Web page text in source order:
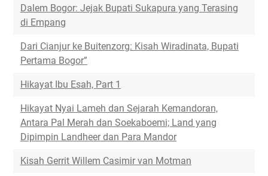
Dalem Bogor: Jejak Bupati Sukapura yang Terasing
di Empang
Dari Cianjur ke Buitenzorg: Kisah Wiradinata, Bupati
Pertama Bogor”
Hikayat Ibu Esah, Part 1
Hikayat Nyai Lameh dan Sejarah Kemandoran,
Antara Pal Merah dan Soekaboemi; Land yang
Dipimpin Landheer dan Para Mandor
Kisah Gerrit Willem Casimir van Motman